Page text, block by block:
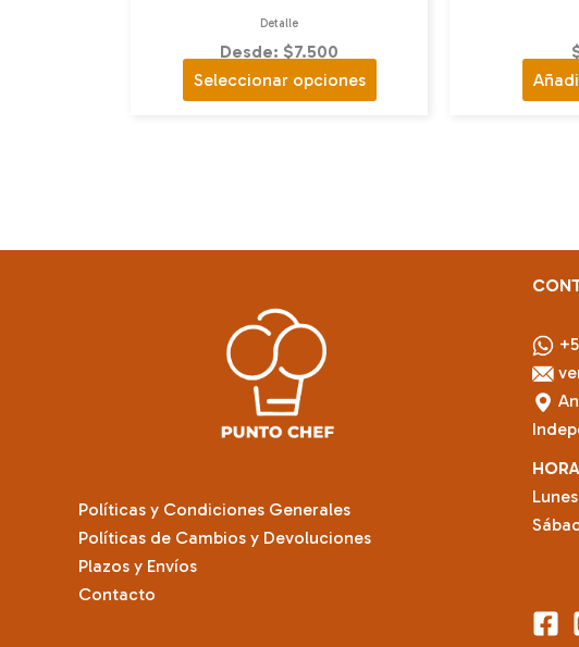
Detalle
Desde: $7.500
Seleccionar opciones
producto
opciones
Políticas y Condiciones Generales
Políticas de Cambios y Devoluciones
Plazos y Envíos
Contacto